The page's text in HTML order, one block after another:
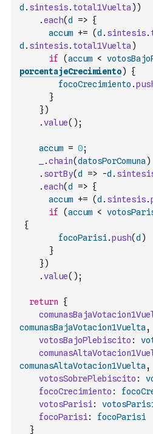
d . sintesis. total1Vuelta ) )
.each(d => {
accum += (d . sintesis.
d . sintesis. total1Vuelta )
if
(accum <
porcentajeCrecimiento)
{
focoCrecimiento .
}
})
.value( ) ;
accum = 0;
.chain(datosPorComuna )
. sortBy(d => -d .
.each(d => {
accum += (d . sintesis.
if
(accum <
{
focoParisi.push(d )
}
})
.value( ) ;
return
{
comunasBajaVotacion1Vuelta ,
votosBajoPlebiscito :
comunasAltaVotacion1Vuelta ,
votosSobrePlebiscito :
focoCrecimiento :
votosParisi:
focoParisi:
focoParisi
}